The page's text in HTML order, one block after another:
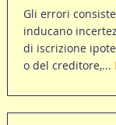
Gli errori
inducano
di iscrizione
o del creditore,...